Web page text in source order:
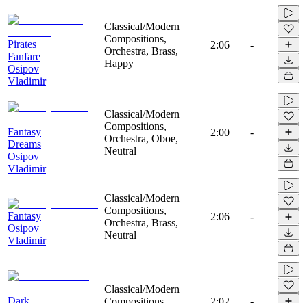
Pirates
Fanfare
Osipov
Vladimir
Classical/Modern
Compositions,
Orchestra, Brass,
Happy
2:06 -
Fantasy
Dreams
Osipov
Vladimir
Classical/Modern
Compositions,
Orchestra, Oboe,
Neutral
2:00 -
Fantasy
Osipov
Vladimir
Classical/Modern
Compositions,
Orchestra, Brass,
Neutral
2:06 -
Dark
Classical/Modern